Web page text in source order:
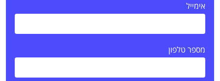
אימייל
מספר טלפון